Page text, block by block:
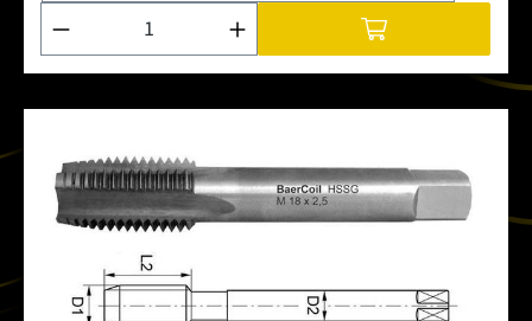
Produkt Anzahl: Gib den gewünschten Wert ein oder